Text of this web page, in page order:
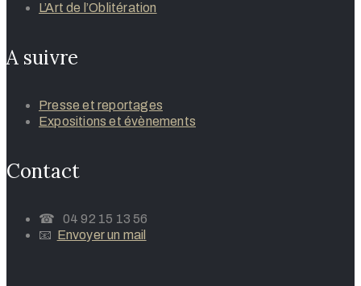
L’Art de l’Oblitération
A suivre
Presse et reportages
Expositions et évènements
Contact
☎ 04 92 15 13 56
📧 Envoyer un mail